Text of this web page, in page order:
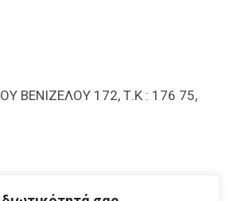
ΒΕΝΙΖΕΛΟΥ 172, Τ.Κ : 176 75,